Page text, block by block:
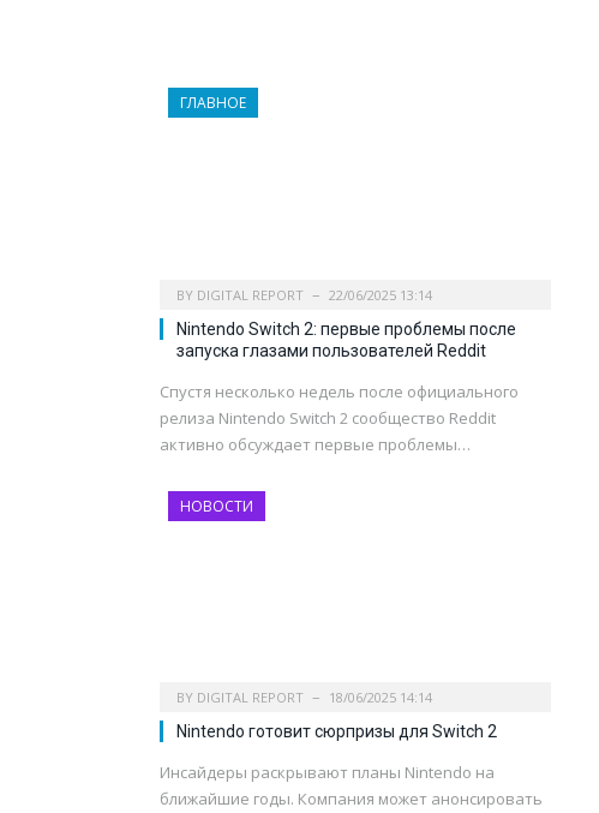
ГЛАВНОЕ
BY DIGITAL REPORT 22/06/2025 13:14
Nintendo Switch 2: первые проблемы после
запуска глазами пользователей Reddit
Спустя несколько недель после официального
релиза Nintendo Switch 2 сообщество Reddit
активно обсуждает первые проблемы…
НОВОСТИ
BY DIGITAL REPORT 18/06/2025 14:14
Nintendo готовит сюрпризы для Switch 2
Инсайдеры раскрывают планы Nintendo на
ближайшие годы. Компания может анонсировать